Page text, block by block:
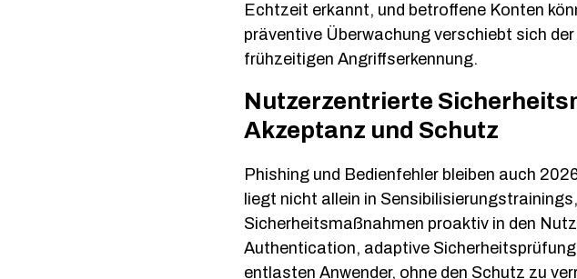
Echtzeit erkannt, und betroffene Konten
präventive Überwachung verschiebt sich
frühzeitigen Angriffserkennung.
Nutzerzentrierte
Akzeptanz und Schutz
Phishing und Bedienfehler bleiben auch
liegt nicht allein in
Sicherheitsmaßnahmen proaktiv in den
Authentication, adaptive
entlasten Anwender, ohne den Schutz zu